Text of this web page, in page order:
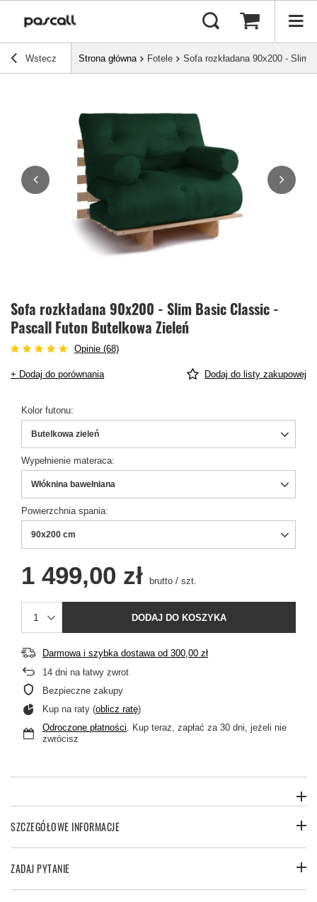
Wstecz Strona główna Fotele Sofa rozkładana 90x200 - Slim
Sofa rozkładana 90x200 - Slim Basic Classic -
Pascall Futon Butelkowa Zieleń
Opinie (68)
+ Dodaj do porównania Dodaj do listy zakupowej
Kolor futonu
Butelkowa zieleń
Wypełnienie materaca
Włóknina bawełniana
Powierzchnia spania
90x200 cm
1 499,00 zł brutto / szt.
DODAJ DO KOSZYKA
Darmowa i szybka dostawaod 300,00 zł
14 dni na łatwy zwrot
Bezpieczne zakupy
Kup na raty (oblicz ratę)
Odroczone płatności. Kup teraz, zapłać za 30 dni, jeżeli nie
zwrócisz
SZCZEGÓŁOWE INFORMACJE
ZADAJ PYTANIE